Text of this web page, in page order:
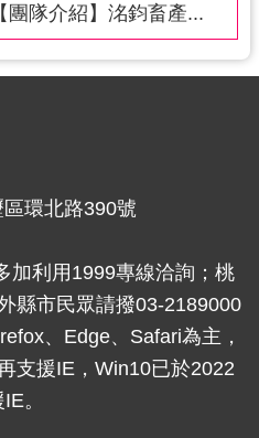
【團隊介紹】洺鈞畜產...
環北路390號
加利用1999專線洽詢；桃
縣市民眾請撥03-2189000
、Edge、Safari為主，
支援IE，Win10已於2022
。